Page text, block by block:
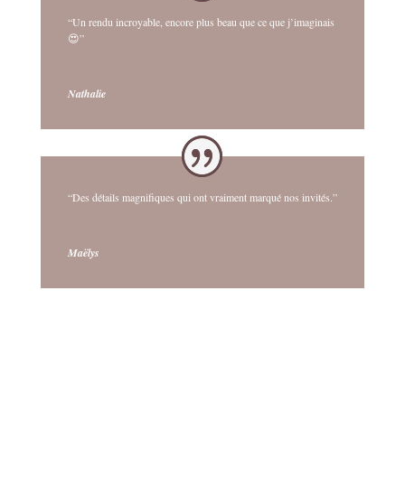
“Un rendu incroyable, encore plus beau que ce que j’imaginais
😍”
Nathalie
“Des détails magnifiques qui ont vraiment marqué nos invités.”
Maëlys